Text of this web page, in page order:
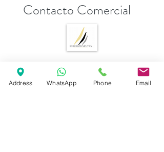
Contacto Comercial
Andrea Esposito
sales@descobreventos.pt
Address WhatsApp Phone Email